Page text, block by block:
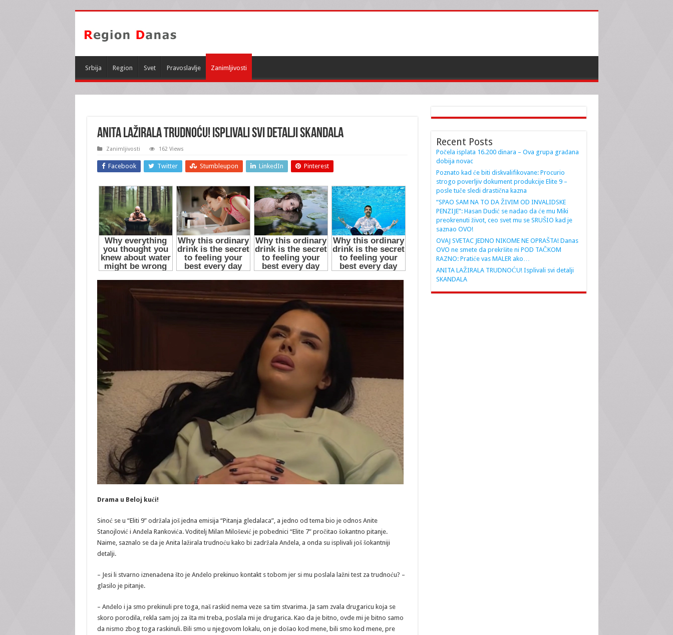
Srbija Region Svet Pravoslavlje Zanimljivosti
ANITA LAŽIRALA TRUDNOĆU! Isplivali svi detalji SKANDALA
Zanimljivosti 162 Views
Facebook Twitter Stumbleupon LinkedIn Pinterest
Drama u Beloj kući!
Sinoć se u “Eliti 9” održala još jedna emisija “Pitanja gledalaca”, a jedno od tema bio je odnos Anite
Stanojlović i Anđela Rankovića. Voditelj Milan Milošević je pobednici “Elite 7” pročitao šokantno pitanje.
Naime, saznalo se da je Anita lažirala trudnoću kako bi zadržala Anđela, a onda su isplivali još šokantniji
detalji.
– Jesi li stvarno iznenađena što je Anđelo prekinuo kontakt s tobom jer si mu poslala lažni test za trudnoću? –
glasilo je pitanje.
– Anđelo i ja smo prekinuli pre toga, naš raskid nema veze sa tim stvarima. Ja sam zvala drugaricu koja se
skoro porodila, rekla sam joj za šta mi treba, poslala mi je drugarica. Kao da je bitno, ovde mi je bitno samo
da nismo zbog toga raskinuli. Bili smo u njegovom lokalu, on je došao kod mene, bili smo kod mene, pre
Recent Posts
Počela isplata 16.200 dinara – Ova grupa građana
dobija novac
Poznato kad će biti diskvalifikovane: Procurio
strogo poverljiv dokument produkcije Elite 9 –
posle tuče sledi drastična kazna
“SPAO SAM NA TO DA ŽIVIM OD INVALIDSKE
PENZIJE”: Hasan Dudić se nadao da će mu Miki
preokrenuti život, ceo svet mu se SRUŠIO kad je
saznao OVO!
OVAJ SVETAC JEDNO NIKOME NE OPRAŠTA! Danas
OVO ne smete da prekršite ni POD TAČKOM
RAZNO: Pratiće vas MALER ako…
ANITA LAŽIRALA TRUDNOĆU! Isplivali svi detalji
SKANDALA